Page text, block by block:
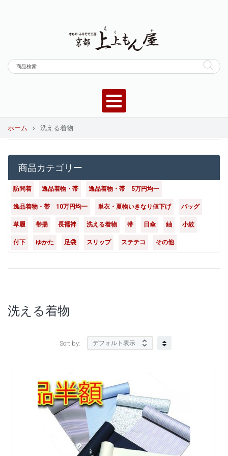
ホーム 洗える着物
商品カテゴリー
訪問着 逸品着物・帯 逸品着物・帯 5万円均一
逸品着物・帯 10万円均一 単衣・夏物いきなり値下げ バッグ
草履 帯揚 長襦袢 洗える着物 帯 日傘 紬 小紋
付下 ゆかた 足袋 スリップ ステテコ その他
洗える着物
Sort by: